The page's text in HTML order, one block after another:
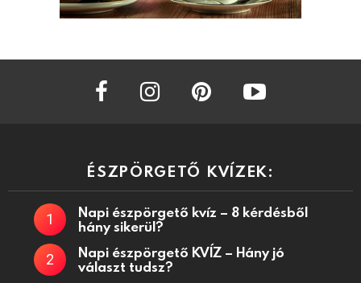
facebook instagram
ÉSZPÖRGETŐ KVÍZEK:
Napi észpörgető kvíz – 8 kérdésből
hány sikerül?
Napi észpörgető KVÍZ – Hány jó
választ tudsz?